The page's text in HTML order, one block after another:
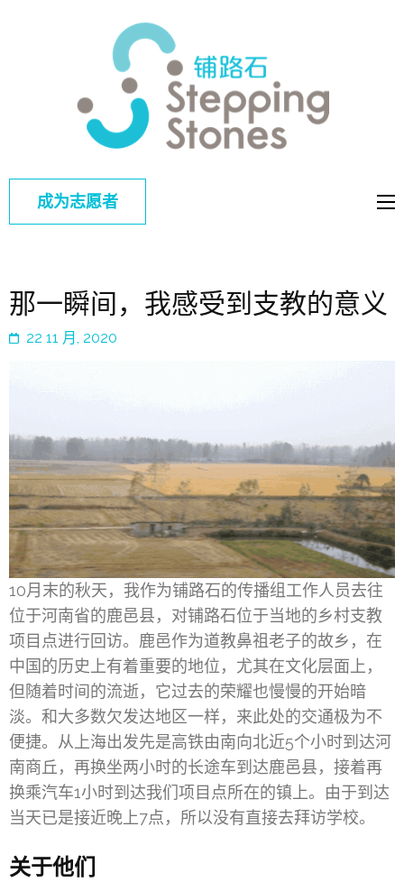
铺路
石
成为志愿者
那一瞬间，我感受到支教的意义
22 11 月, 2020
10月末的秋天，我作为铺路石的传播组工作人员去往
位于河南省的鹿邑县，对铺路石位于当地的乡村支教
项目点进行回访。鹿邑作为道教鼻祖老子的故乡，在
中国的历史上有着重要的地位，尤其在文化层面上，
但随着时间的流逝，它过去的荣耀也慢慢的开始暗
淡。和大多数欠发达地区一样，来此处的交通极为不
便捷。从上海出发先是高铁由南向北近5个小时到达河
南商丘，再换坐两小时的长途车到达鹿邑县，接着再
换乘汽车1小时到达我们项目点所在的镇上。由于到达
当天已是接近晚上7点，所以没有直接去拜访学校。
关于他们